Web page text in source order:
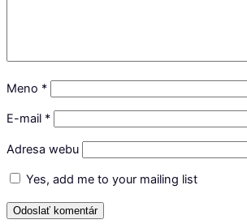
Meno *
E-mail *
Adresa webu
Yes, add me to your mailing list